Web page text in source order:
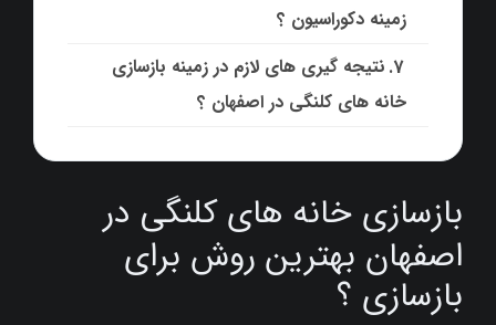
زمینه دکوراسیون ؟
نتیجه گیری های لازم در زمینه بازسازی
خانه های کلنگی در اصفهان ؟
بازسازی خانه های کلنگی در
اصفهان بهترین روش برای
بازسازی ؟